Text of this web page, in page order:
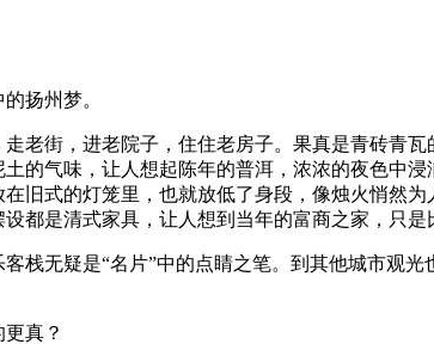
扬州梦。
老街，进老院子，住住老房子。果真是青砖青
的气味，让人想起陈年的普洱，浓浓的夜色中
旧式的灯笼里，也就放低了身段，像烛火悄然
都是清式家具，让人想到当年的富商之家，只
栈无疑是“名片”中的点睛之笔。到其他城市观
真？